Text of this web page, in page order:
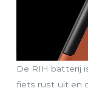
De RIH batterij
fiets rust uit en